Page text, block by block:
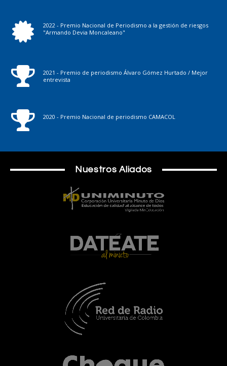
2022 - Premio Nacional de Periodismo a la gestión de riesgos
"Armando Devia Moncaleano"
2021 - Premio de periodismo Álvaro Gómez Hurtado / Mejor
entrevista
2020 - Premio Nacional de periodismo CAMACOL
Nuestros Aliados